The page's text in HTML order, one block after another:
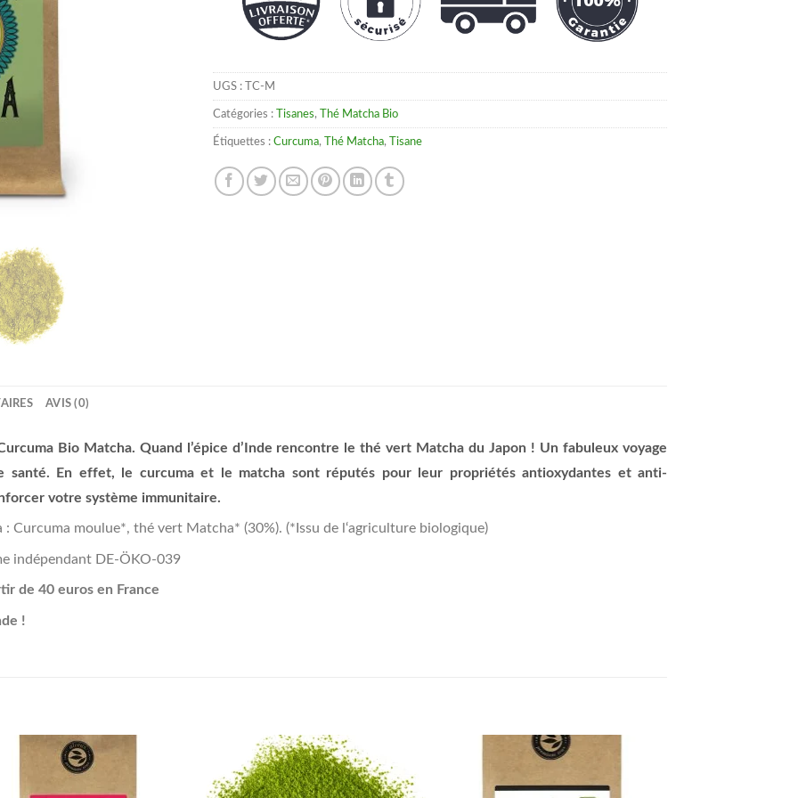
UGS : TC-M
Catégories : Tisanes, Thé Matcha Bio
Étiquettes : Curcuma, Thé Matcha, Tisane
AVIS (0)
Bio Matcha. Quand l’épice d’Inde rencontre le thé vert Matcha du Japon ! Un fabuleux voyage
En effet, le curcuma et le matcha sont réputés pour leur propriétés antioxydantes et anti-
votre système immunitaire.
Curcuma moulue*, thé vert Matcha* (30%). (*Issu de l‘agriculture biologique)
indépendant DE-ÖKO-039
de 40 euros en France
!